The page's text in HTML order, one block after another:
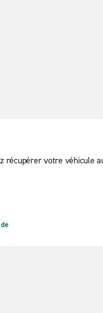
récupérer votre véhicule